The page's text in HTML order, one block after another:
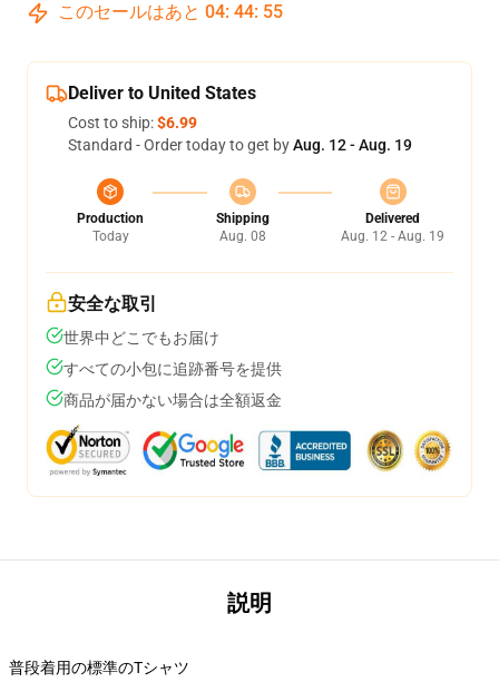
このセールはあと 04: 44: 54
Deliver to United States
Cost to ship:$6.99
Standard - Order today to get byAug. 12 - Aug. 19
Production
Today
Shipping
Aug. 08
Delivered
Aug. 12 - Aug. 19
安全な取引
世界中どこでもお届け
すべての小包に追跡番号を提供
商品が届かない場合は全額返金
説明
普段着用の標準のTシャツ